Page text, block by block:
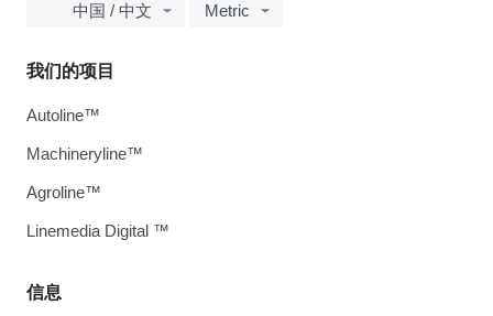
中国 / 中文 Metric
信息
我们的项目
Autoline™
Machineryline™
Agroline™
Linemedia Digital ™